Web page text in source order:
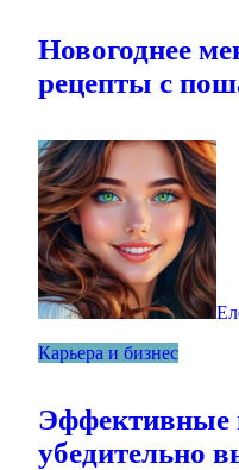
Новогоднее
рецепты с
Карьера и бизнес
Эффективные
убедительно